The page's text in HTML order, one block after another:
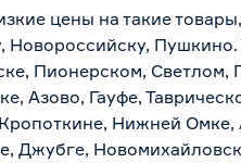
цены на такие
Пушкино.
Пионерском, Светлом,
Азово, Гауфе,
Нижней Омке,
Джубге,